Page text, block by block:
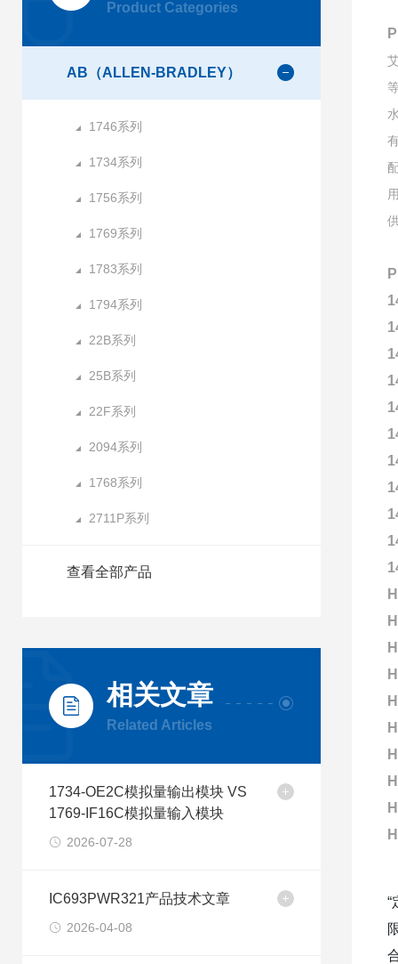
Product Categories
AB（ALLEN-BRADLEY）
1746系列
1734系列
1756系列
1769系列
1783系列
1794系列
22B系列
25B系列
22F系列
2094系列
1768系列
2711P系列
查看全部产品
相关文章
Related Articles
1734-OE2C模拟量输出模块 VS
1769-IF16C模拟量输入模块
2026-07-28
IC693PWR321产品技术文章
2026-04-08
“